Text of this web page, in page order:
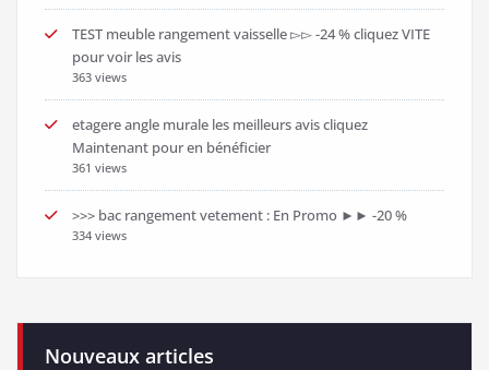
TEST meuble rangement vaisselle ▻▻ -24 % cliquez VITE
pour voir les avis
363 views
etagere angle murale les meilleurs avis cliquez
Maintenant pour en bénéficier
361 views
>>> bac rangement vetement : En Promo ►► -20 %
334 views
Nouveaux articles